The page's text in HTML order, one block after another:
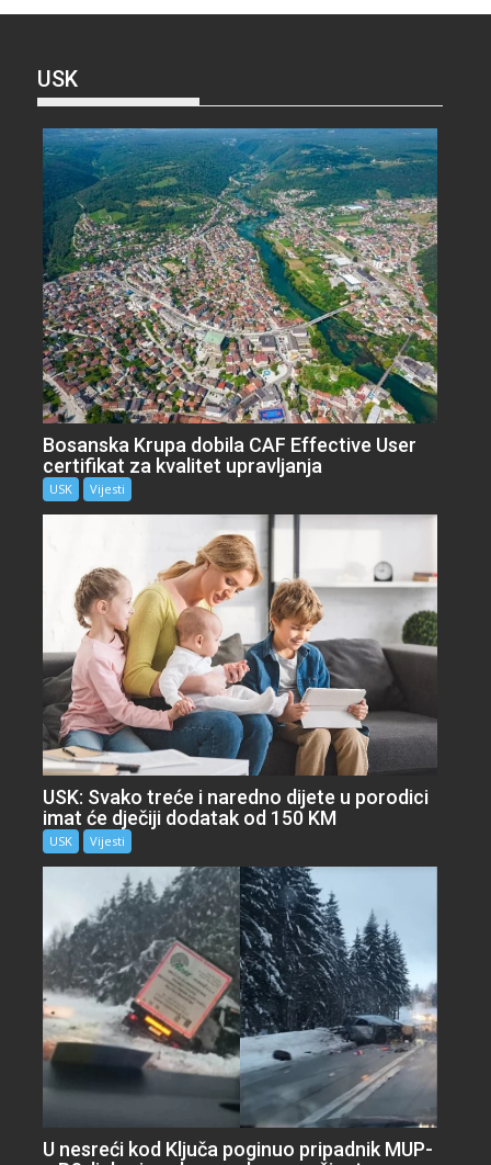
USK
Bosanska Krupa dobila CAF Effective User
certifikat za kvalitet upravljanja
USK Vijesti
USK: Svako treće i naredno dijete u porodici
imat će dječiji dodatak od 150 KM
USK Vijesti
U nesreći kod Ključa poginuo pripadnik MUP-